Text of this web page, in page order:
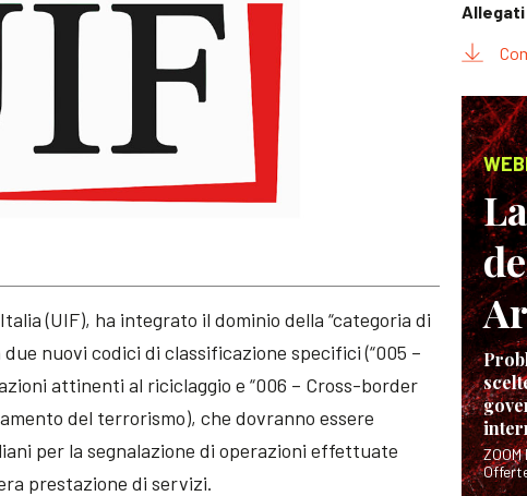
(UIF), ha integrato il dominio della “categoria di
nuovi codici di classificazione specifici (“005 –
attinenti al riciclaggio e “006 – Cross-border
del terrorismo), che dovranno essere
per la segnalazione di operazioni effettuate
prestazione di servizi.
Allegati
ZOOM